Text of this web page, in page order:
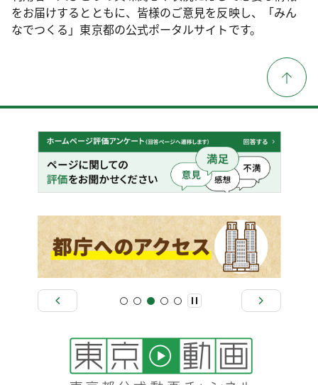
をお届けするとともに、皆様のご意見を反映し、「みん
なでつくる」東京都の公式ポータルサイトです。